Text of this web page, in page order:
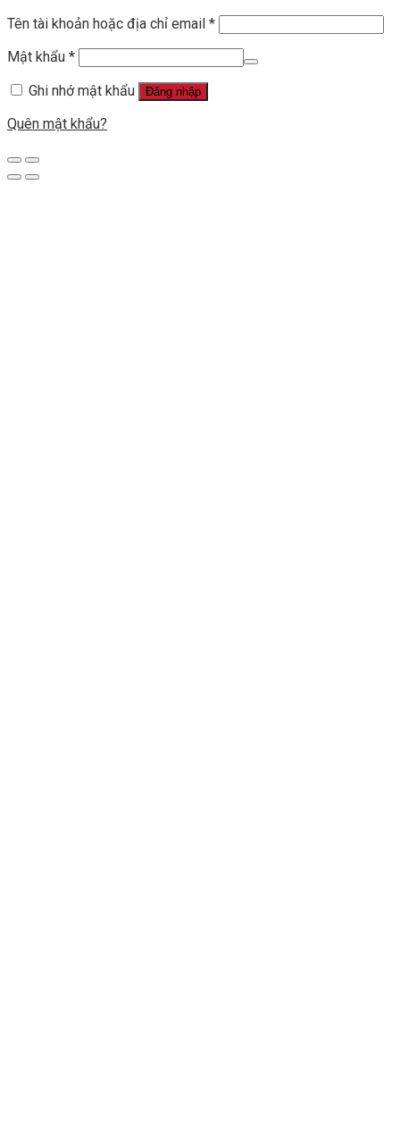
Tên tài khoản hoặc địa chỉ email *
Mật khẩu *
Ghi nhớ mật khẩu
Đăng nhập
Quên mật khẩu?